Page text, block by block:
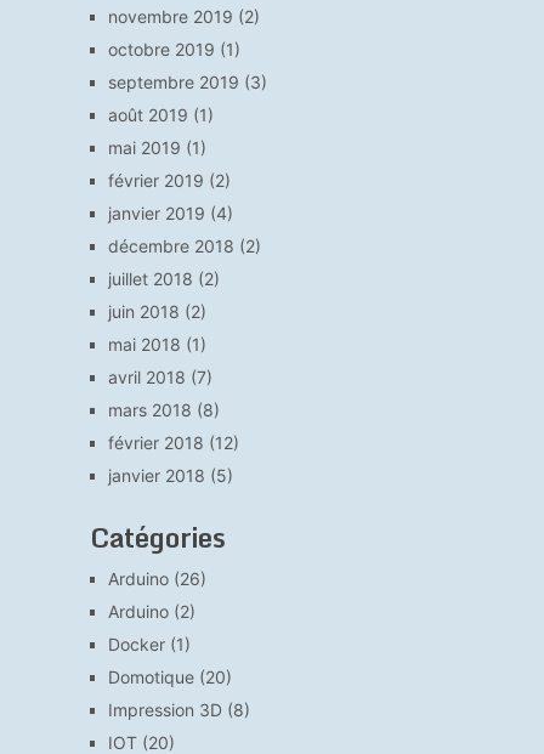
novembre 2019 (2)
octobre 2019 (1)
septembre 2019 (3)
août 2019 (1)
mai 2019 (1)
février 2019 (2)
janvier 2019 (4)
décembre 2018 (2)
juillet 2018 (2)
juin 2018 (2)
mai 2018 (1)
avril 2018 (7)
mars 2018 (8)
février 2018 (12)
janvier 2018 (5)
Catégories
Arduino(26)
Arduino(2)
Docker(1)
Domotique(20)
Impression 3D(8)
IOT(20)